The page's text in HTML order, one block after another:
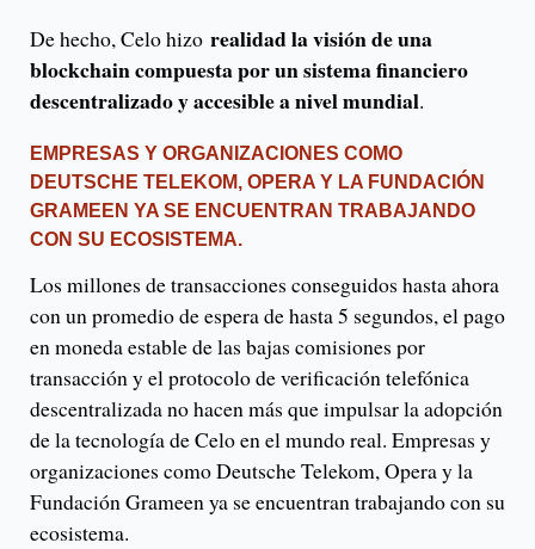
De hecho, Celo hizo realidad la visión de una
blockchain compuesta por un sistema financiero
descentralizado y accesible a nivel mundial.
EMPRESAS Y ORGANIZACIONES COMO
DEUTSCHE TELEKOM, OPERA Y LA FUNDACIÓN
GRAMEEN YA SE ENCUENTRAN TRABAJANDO
CON SU ECOSISTEMA.
Los millones de transacciones conseguidos hasta ahora
con un promedio de espera de hasta 5 segundos, el pago
en moneda estable de las bajas comisiones por
transacción y el protocolo de verificación telefónica
descentralizada no hacen más que impulsar la adopción
de la tecnología de Celo en el mundo real. Empresas y
organizaciones como Deutsche Telekom, Opera y la
Fundación Grameen ya se encuentran trabajando con su
ecosistema.